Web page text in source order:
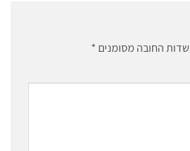
שדות החובה מסומנים *